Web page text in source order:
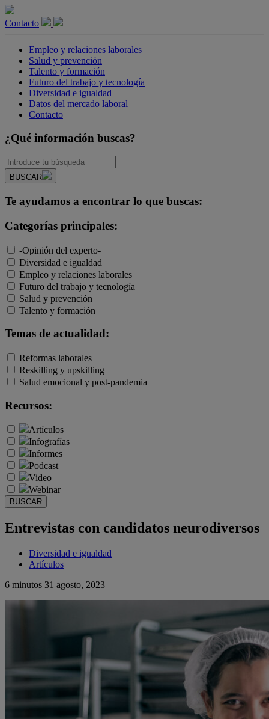
Contacto
Empleo y relaciones laborales
Salud y prevención
Talento y formación
Futuro del trabajo y tecnología
Diversidad e igualdad
Datos del mercado laboral
Contacto
¿Qué información buscas?
BUSCAR
Te ayudamos a encontrar lo que buscas:
Categorías principales:
-Opinión del experto-
Diversidad e igualdad
Empleo y relaciones laborales
Futuro del trabajo y tecnología
Salud y prevención
Talento y formación
Temas de actualidad:
Reformas laborales
Reskilling y upskilling
Salud emocional y post-pandemia
Recursos:
Artículos
Infografías
Informes
Podcast
Video
Webinar
BUSCAR
Entrevistas con candidatos neurodiversos
Diversidad e igualdad
Artículos
6 minutos 31 agosto, 2023